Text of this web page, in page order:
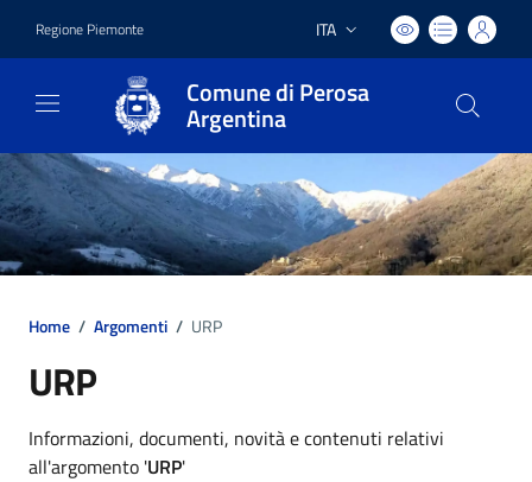
Regione Piemonte Lingua attiva:
ITA
Comune di Perosa
Argentina
Home / Argomenti / URP
URP
Dettagli argomento
Informazioni, documenti, novità e contenuti relativi
all'argomento 'URP'